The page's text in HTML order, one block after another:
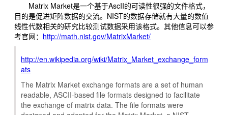
Matrix Market是一个基于AscII的可读性很强的文件格式，
目的是促进矩阵数据的交流。NIST的数据存储就有大量的数值
线性代数相关的研究比较测试数据采用该格式。其他信息可以参
考官网： http://math.nist.gov/MatrixMarket/
http://en.wikipedia.org/wiki/Matrix_Market_exchange_form
ats
The Matrix Market exchange formats are a set of human
readable, ASCII-based file formats designed to facilitate
the exchange of matrix data. The file formats were